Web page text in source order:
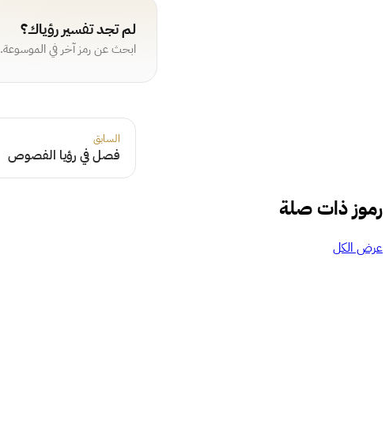
لم تجد تفسير رؤياك؟
ابحث عن رمز آخر في الموسوعة.
السابق
فصل في رؤيا الفصوص
رموز ذات صلة
عرض الكل